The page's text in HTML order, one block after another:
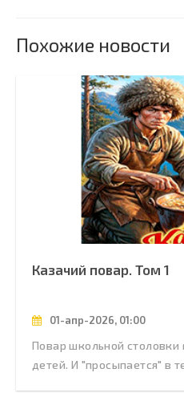
Похожие новости
Казачий повар. Том 1
01-апр-2026, 01:00
Повар школьной столовки
детей. И "просыпается" в